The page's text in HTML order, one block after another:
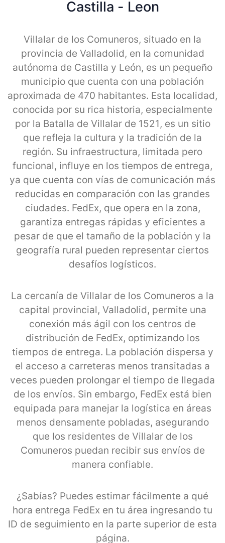
Castilla - Leon
Villalar de los Comuneros, situado en la
provincia de Valladolid, en la comunidad
autónoma de Castilla y León, es un pequeño
municipio que cuenta con una población
aproximada de 470 habitantes. Esta localidad,
conocida por su rica historia, especialmente
por la Batalla de Villalar de 1521, es un sitio
que refleja la cultura y la tradición de la
región. Su infraestructura, limitada pero
funcional, influye en los tiempos de entrega,
ya que cuenta con vías de comunicación más
reducidas en comparación con las grandes
ciudades. FedEx, que opera en la zona,
garantiza entregas rápidas y eficientes a
pesar de que el tamaño de la población y la
geografía rural pueden representar ciertos
desafíos logísticos.
La cercanía de Villalar de los Comuneros a la
capital provincial, Valladolid, permite una
conexión más ágil con los centros de
distribución de FedEx, optimizando los
tiempos de entrega. La población dispersa y
el acceso a carreteras menos transitadas a
veces pueden prolongar el tiempo de llegada
de los envíos. Sin embargo, FedEx está bien
equipada para manejar la logística en áreas
menos densamente pobladas, asegurando
que los residentes de Villalar de los
Comuneros puedan recibir sus envíos de
manera confiable.
¿Sabías? Puedes estimar fácilmente a qué
hora entrega FedEx en tu área ingresando tu
ID de seguimiento en la parte superior de esta
página.